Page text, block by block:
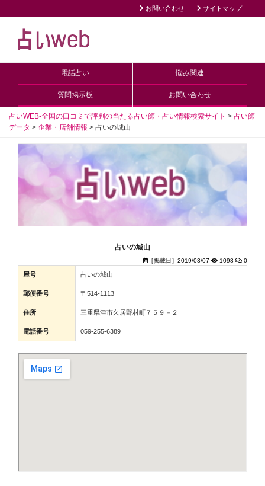
お問い合わせ サイトマップ
電話占い 悩み関連
質問掲示板 お問い合わせ
占いWEB-全国の口コミで評判の当たる占い師・占い情報検索サイト > 占い師
データ > 企業・店舗情報 > 占いの城山
占いの城山
［掲載日］2019/03/07 1098 0
屋号 占いの城山
郵便番号 〒514-1113
住所 三重県津市久居野村町７５９－２
電話番号 059-255-6389